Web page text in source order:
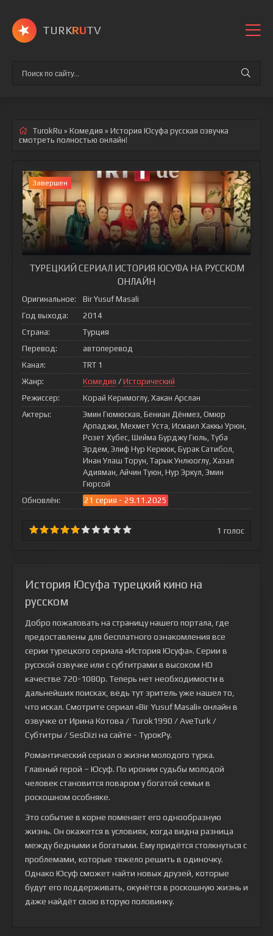
TURKRUTV
TurokRu » Комедия » История Юсуфа русская озвучка
смотреть полностью онлайн!
Завершен
ТУРЕЦКИЙ СЕРИАЛ ИСТОРИЯ ЮСУФА НА РУССКОМ
ОНЛАЙН
Оригинальное:
Bir Yusuf Masali
Год выхода:
2014
Страна:
Турция
Перевод:
автоперевод
Канал:
TRT 1
Жанр:
Комедия / Исторический
Режиссер:
Корай Керимоглу, Хакан Арслан
Актеры:
Эмин Гюмюская, Бениан Дёнмез, Омюр
Арпаджи, Мехмет Уста, Исмаил Хаккы Урюн,
Розет Хубес, Шейма Бурджу Гюль, Туба
Эрдем, Элиф Нур Керкюк, Бурак Сатибол,
Инан Улаш Торун, Тарык Унлюоглу, Хазал
Адияман, Айчин Туюн, Нур Эркул, Эмин
Гюрсой
Обновлён:
21 серия - 29.11.2025
1 голос
История Юсуфа турецкий кино на
русском
Добро пожаловать на страницу нашего портала, где
предоставлены для бесплатного ознакомления все
серии турецкого сериала «История Юсуфа». Серии в
русской озвучке или с субтитрами в высоком HD
качестве 720-1080p. Теперь нет необходимости в
дальнейших поисках, ведь тут зритель уже нашел то,
что искал. Смотрите сериал «Bir Yusuf Masali» онлайн в
озвучке от Ирина Котова / Turok1990 / AveTurk /
Субтитры / SesDizi на сайте - ТурокРу.
Романтический сериал о жизни молодого турка.
Главный герой – Юсуф. По иронии судьбы молодой
человек становится поваром у богатой семьи в
роскошном особняке.
Это событие в корне поменяет его однообразную
жизнь. Он окажется в условиях, когда видна разница
между бедными и богатыми. Ему придётся столкнуться с
проблемами, которые тяжело решить в одиночку.
Однако Юсуф сможет найти новых друзей, которые
будут его поддерживать, окунётся в роскошную жизнь и
даже найдёт свою вторую половинку.